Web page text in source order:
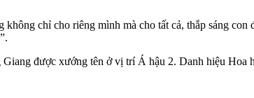
không chỉ cho riêng mình mà cho tất cả, thắp sáng
được xướng tên ở vị trí Á hậu 2. Danh hiệu Hoa